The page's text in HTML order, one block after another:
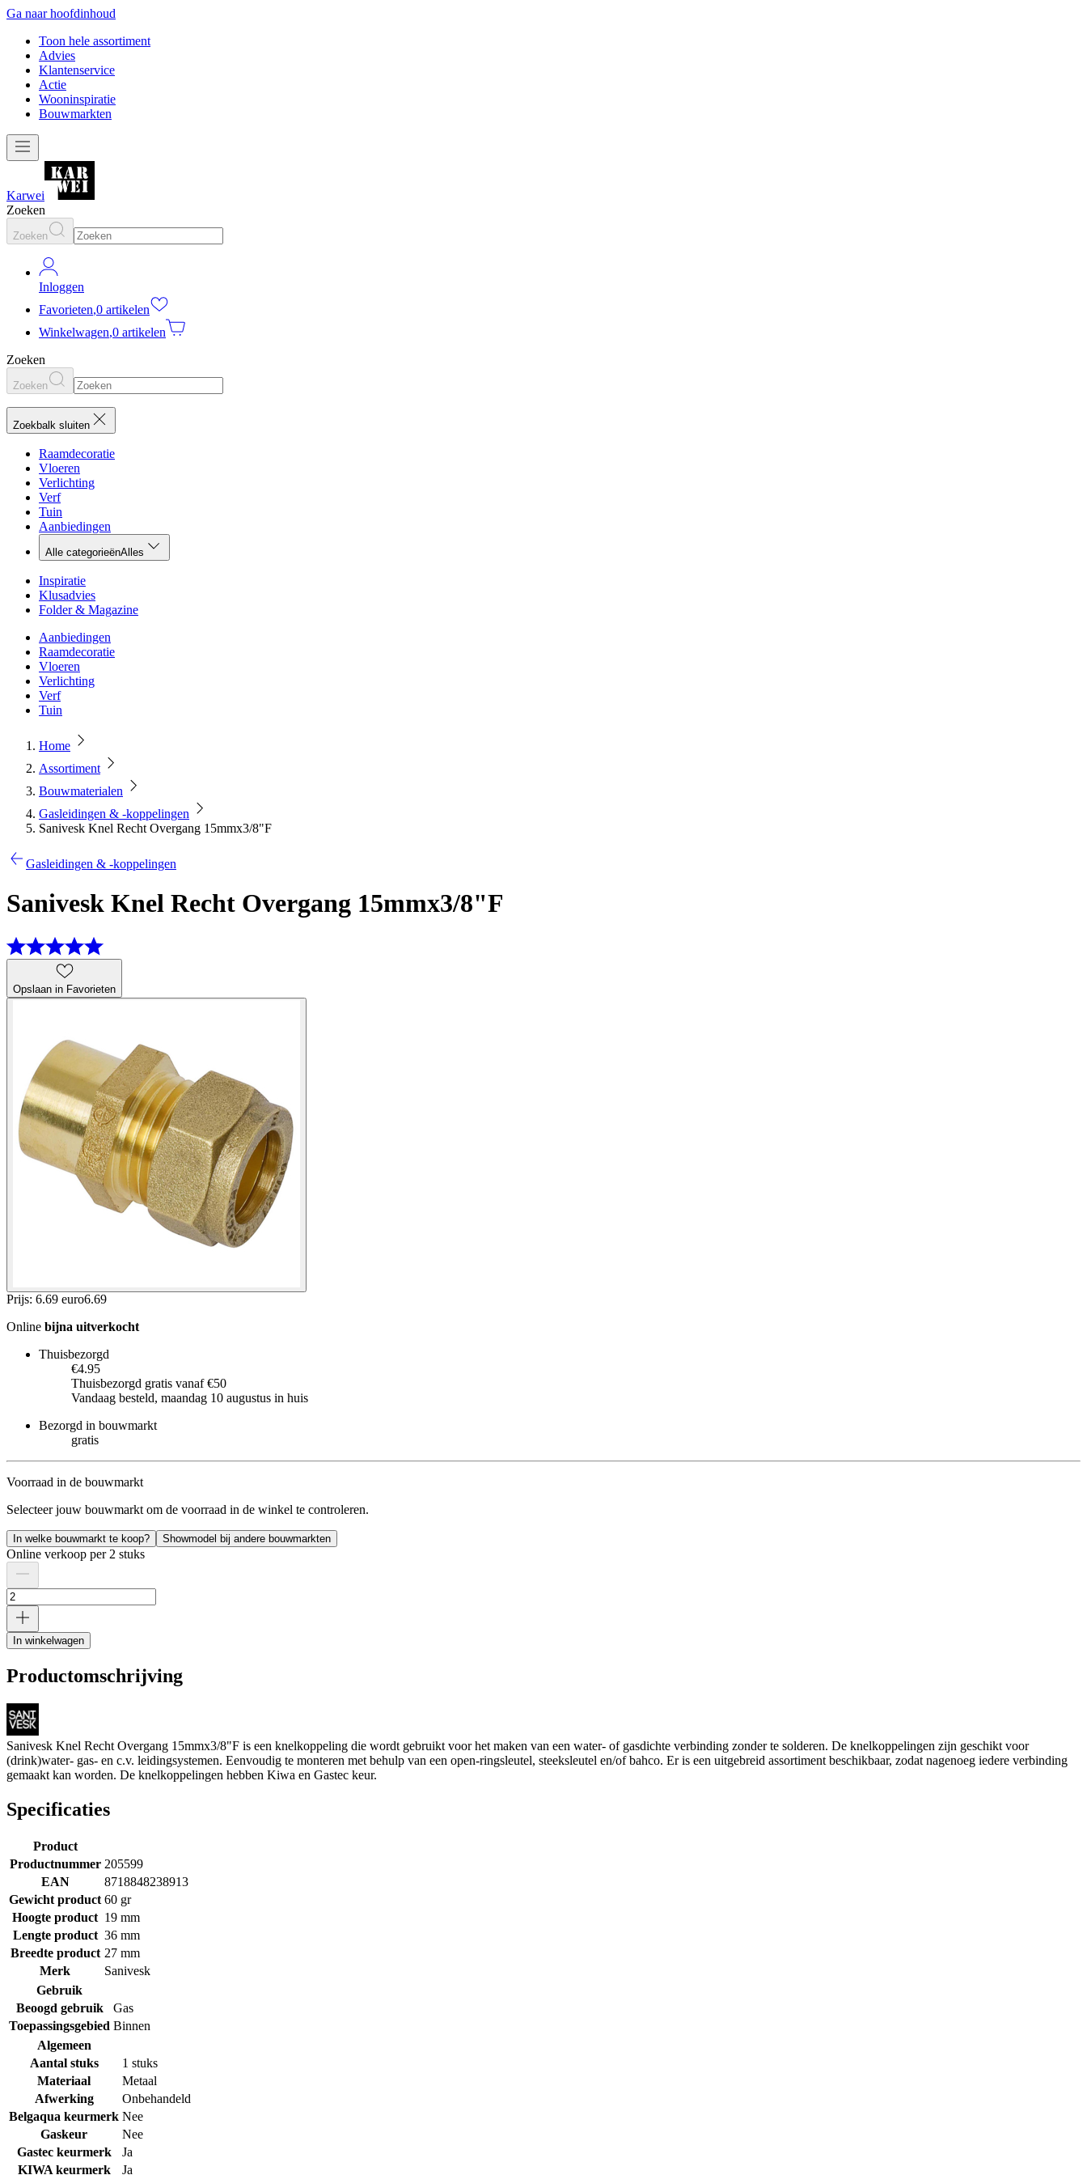
Ga naar hoofdinhoud
Toon hele assortiment
Advies
Klantenservice
Actie
Wooninspiratie
Bouwmarkten
Karwei
Zoeken
Zoeken
Inloggen
Favorieten,0 artikelen
Winkelwagen,0 artikelen
Zoeken
Zoeken
Zoekbalk sluiten
Raamdecoratie
Vloeren
Verlichting
Verf
Tuin
Aanbiedingen
Alle categorieënAlles
Inspiratie
Klusadvies
Folder & Magazine
Aanbiedingen
Raamdecoratie
Vloeren
Verlichting
Verf
Tuin
Home
Assortiment
Bouwmaterialen
Gasleidingen & -koppelingen
Sanivesk Knel Recht Overgang 15mmx3/8"F
Gasleidingen & -koppelingen
Sanivesk Knel Recht Overgang 15mmx3/8"F
Opslaan in Favorieten
Prijs: 6.69 euro6.69
Online bijna uitverkocht
Thuisbezorgd
€4.95
Thuisbezorgd gratis vanaf €50
Vandaag besteld, maandag 10 augustus in huis
Bezorgd in bouwmarkt
gratis
Voorraad in de bouwmarkt
Selecteer jouw bouwmarkt om de voorraad in de winkel te controleren.
In welke bouwmarkt te koop? Showmodel bij andere bouwmarkten
Online verkoop per 2 stuks
In winkelwagen
Productomschrijving
Sanivesk Knel Recht Overgang 15mmx3/8"F is een knelkoppeling die wordt gebruikt voor het maken van een water- of gasdichte verbinding zonder te solderen. De knelkoppelingen zijn geschikt voor
(drink)water- gas- en c.v. leidingsystemen. Eenvoudig te monteren met behulp van een open-ringsleutel, steeksleutel en/of bahco. Er is een uitgebreid assortiment beschikbaar, zodat nagenoeg iedere verbinding
gemaakt kan worden. De knelkoppelingen hebben Kiwa en Gastec keur.
Specificaties
Product
Productnummer 205599
EAN
8718848238913
Gewicht product 60 gr
Hoogte product 19 mm
Lengte product 36 mm
Breedte product 27 mm
Merk
Sanivesk
Gebruik
Beoogd gebruik
Gas
Toepassingsgebied Binnen
Algemeen
Aantal stuks
1 stuks
Materiaal
Metaal
Afwerking
Onbehandeld
Belgaqua keurmerk Nee
Gaskeur
Nee
Gastec keurmerk
Ja
KIWA keurmerk
Ja